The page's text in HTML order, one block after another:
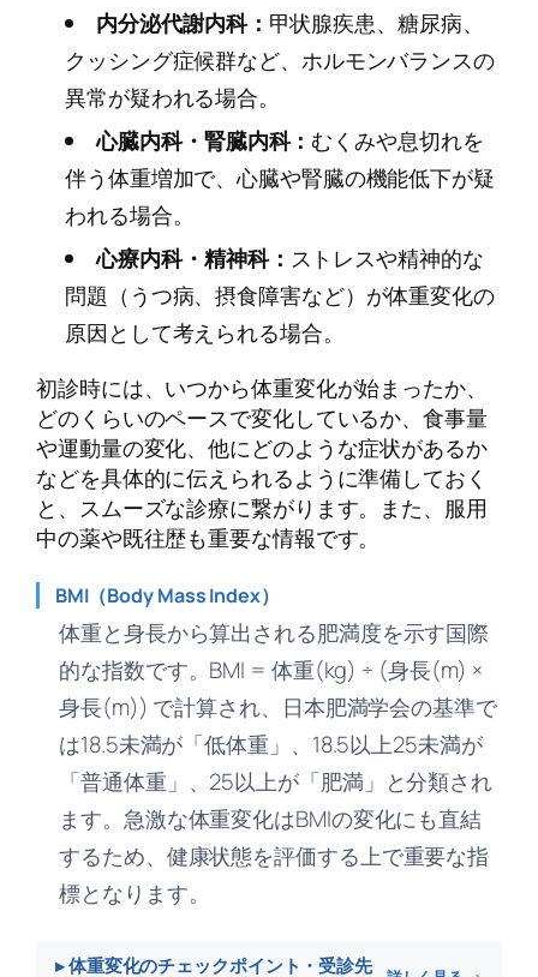
内分泌代謝内科： 甲状腺疾患、糖尿病、
クッシング症候群など、ホルモンバランスの
異常が疑われる場合。
心臓内科・腎臓内科： むくみや息切れを
伴う体重増加で、心臓や腎臓の機能低下が疑
われる場合。
心療内科・精神科： ストレスや精神的な
問題（うつ病、摂食障害など）が体重変化の
原因として考えられる場合。
初診時には、いつから体重変化が始まったか、
どのくらいのペースで変化しているか、食事量
や運動量の変化、他にどのような症状があるか
などを具体的に伝えられるように準備しておく
と、スムーズな診療に繋がります。また、服用
中の薬や既往歴も重要な情報です。
BMI（Body Mass Index）
体重と身長から算出される肥満度を示す国際
的な指数です。BMI = 体重(kg) ÷ (身長(m) ×
身長(m)) で計算され、日本肥満学会の基準で
は18.5未満が「低体重」、18.5以上25未満が
「普通体重」、25以上が「肥満」と分類され
ます。急激な体重変化はBMIの変化にも直結
するため、健康状態を評価する上で重要な指
標となります。
▸ 体重変化のチェックポイント・受診先